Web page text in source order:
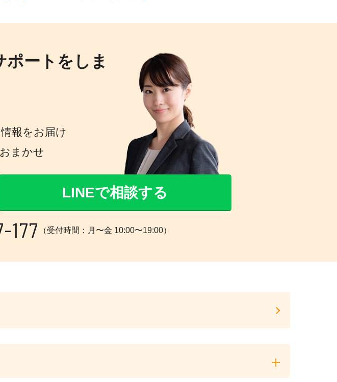
ートをしま
報をお届け
まかせ
LINEで相談する
177 （受付時間：月〜金 10:00〜19:00）